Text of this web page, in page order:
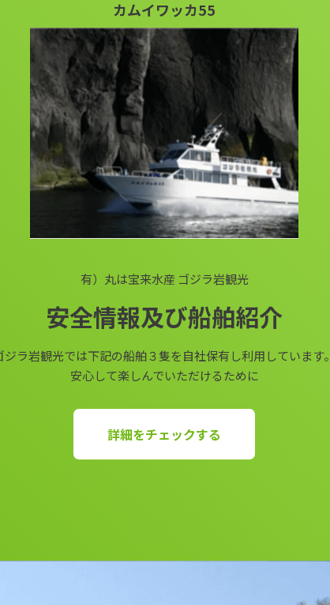
カムイワッカ55
有）丸は宝来水産 ゴジラ岩観光
安全情報及び船舶紹介
ジラ岩観光では下記の船舶３隻を自社保有し利用しています。
安心して楽しんでいただけるために
詳細をチェックする